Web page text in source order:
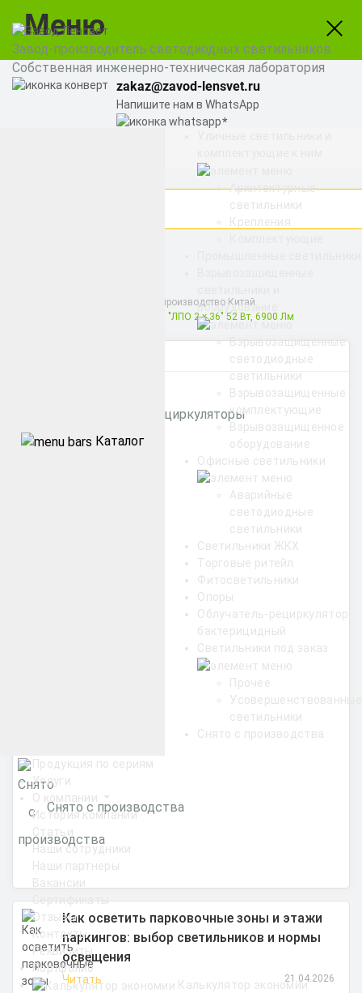
Меню
Завод-производитель светодиодных светильников
Собственная инженерно-техническая лаборатория
zakaz@zavod-lensvet.ru
Напишите нам в WhatsApp
Каталог
Архитектурные
светильники
Крепления
оборудование
Взрывозащищенные
светодиодные
светильники
Взрывозащищенные
комплектующие
Взрывозащищенное
оборудование
Офисные светильники
Аварийные
светодиодные
светильники
Светильники ЖКХ
Торговые ритейл
Фитосветильники
Опоры
Облучатель-рециркулятор
бактерицидный
Светильники под заказ
Прочее
Усовершенствованные
светильники
Снято с производства
Продукция по сериям
Услуги
О компании
История компании
Статьи
Наши сотрудники
Наши партнеры
Вакансии
Сертификаты
Отзывы
Контакты
Реквизиты
Портфолио
Калькулятор экономии
Айсберг, производство Китай
Светильник светодиодный "ЛПО 2 х 36" 52 Вт, 6900 Лм
Бактерицидные рециркуляторы
Снято с производства
Как осветить парковочные зоны и этажи
паркингов: выбор светильников и нормы
освещения
Читать 21.04.2026